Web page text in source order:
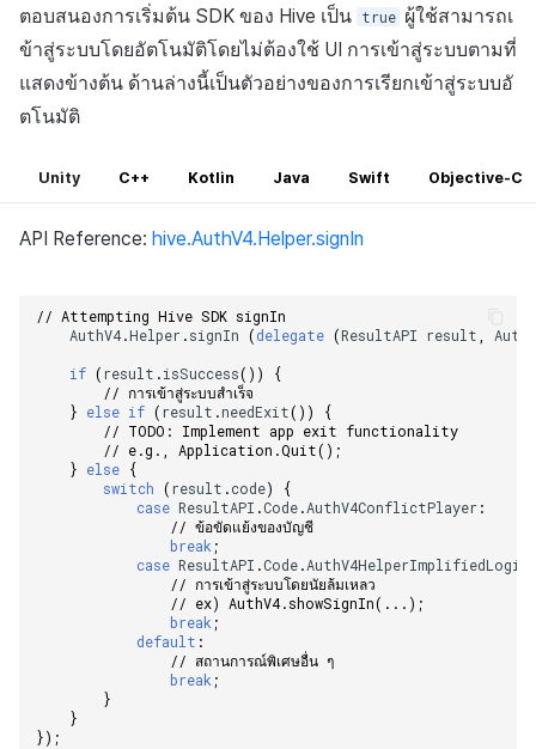
ตอบสนองการเริ่มต้น SDK ของ Hive เป็น true ผู้ใช้สามารถเ
ข้าสู่ระบบโดยอัตโนมัติโดยไม่ต้องใช้ UI การเข้าสู่ระบบตามที่
แสดงข้างต้น ด้านล่างนี้เป็นตัวอย่างของการเรียกเข้าสู่ระบบอั
ตโนมัติ
Unity C++ Kotlin Java Swift Objective-C
API Reference: hive.AuthV4.Helper.signIn
// Attempting Hive SDK signIn
AuthV4.Helper.signIn (delegate (ResultAPI result
if (result .isSuccess())
{
// การเข้าสู่ระบบสำเร็จ
} else if (result .needExit())
{
// TODO: Implement app exit functionality
// e.g., Application.Quit();
} else {
switch (result .code)
{
case ResultAPI .Code.AuthV4ConflictPlayer:
// ข้อขัดแย้งของบัญชี
break ;
case ResultAPI .Code.
// การเข้าสู่ระบบโดยนัยล้มเหลว
// ex) AuthV4.showSignIn(...);
break ;
default :
// สถานการณ์พิเศษอื่น ๆ
break ;
}
}
});